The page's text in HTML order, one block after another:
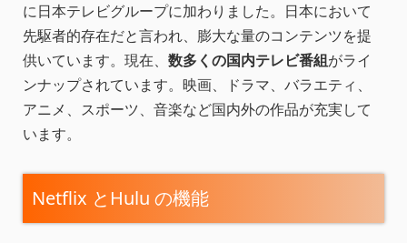
に日本テレビグループに加わりました。日本において
先駆者的存在だと言われ、膨大な量のコンテンツを提
供いています。現在、 数多くの国内テレビ番組がライ
ンナップされています。映画、ドラマ、バラエティ、
アニメ、スポーツ、音楽など国内外の作品が充実して
います。
Netflix とHulu の機能